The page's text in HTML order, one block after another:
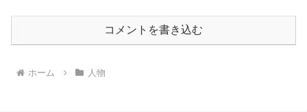
コメントを書き込む
ホーム 人物